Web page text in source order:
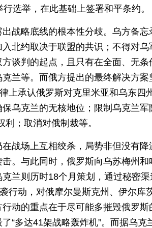
选举，在此基础上签署和平条约。
战略底线的根本性分歧。乌方备
北约取决于联盟的共识；不得对
谈判的起点，且只有在全面、无
兰等。而俄方提出的最终解决方案
上承认俄罗斯对克里米亚和乌东
乌克兰的无核地位；限制乌克兰
；取消对俄制裁等。
战场上互相绞杀，局势非但没有
。与此同时，俄罗斯向乌苏梅州
兰则历时18个月策划，通过秘密
行动，对俄摩尔曼斯克州、伊尔
动的重点在于尽可能多摧毁俄罗
“多达41架战略轰炸机”。而据乌